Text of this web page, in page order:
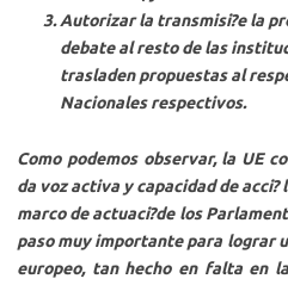
Autorizar la transmisi?e la
debate al resto de las
trasladen propuestas al
Nacionales respectivos.
Como podemos observar, la UE
da voz activa y capacidad de acci?
marco de actuaci?de los
paso muy importante para lograr
europeo, tan hecho en falta en